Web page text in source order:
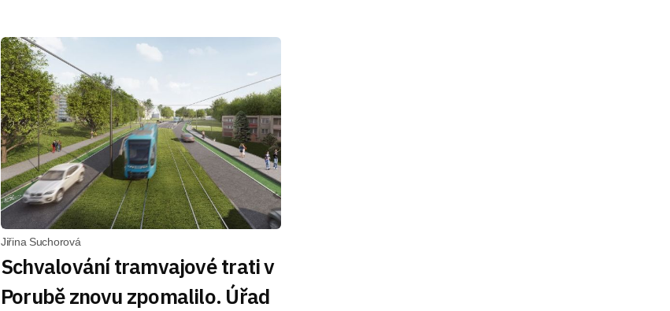
Jiřina Suchorová
Schvalování tramvajové trati v
Porubě znovu zpomalilo. Úřad